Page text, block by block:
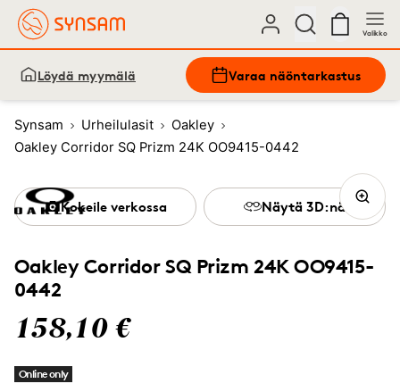
Valikko
Löydä myymälä Varaa näöntarkastus
Synsam Urheilulasit
Oakley
Oakley Corridor SQ Prizm 24K OO9415-0442
Oakley Corridor SQ Prizm 24K OO9415-
0442
158,10 €
Online only
Kokeile verkossa Näytä 3D:nä